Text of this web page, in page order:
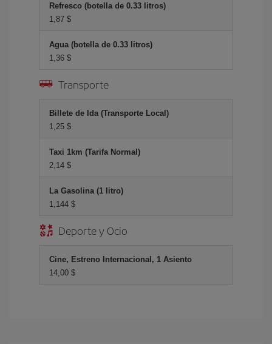
Refresco (botella de 0.33 litros)
1,87 $
Agua (botella de 0.33 litros)
1,36 $
Transporte
Billete de Ida (Transporte Local)
1,25 $
Taxi 1km (Tarifa Normal)
2,14 $
La Gasolina (1 litro)
1,144 $
Deporte y Ocio
Cine, Estreno Internacional, 1 Asiento
14,00 $